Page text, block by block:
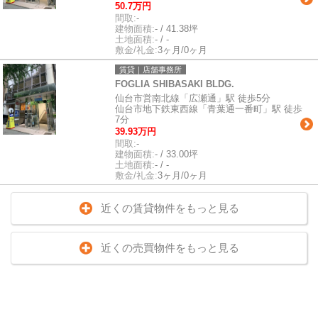
50.7万円
間取:-
建物面積:- / 41.38坪
土地面積:- / -
敷金/礼金:3ヶ月/0ヶ月
賃貸｜店舗事務所
FOGLIA SHIBASAKI BLDG.
仙台市営南北線「広瀬通」駅 徒歩5分
仙台市地下鉄東西線「青葉通一番町」駅 徒歩
7分
39.93万円
間取:-
建物面積:- / 33.00坪
土地面積:- / -
敷金/礼金:3ヶ月/0ヶ月
近くの賃貸物件をもっと見る
近くの売買物件をもっと見る